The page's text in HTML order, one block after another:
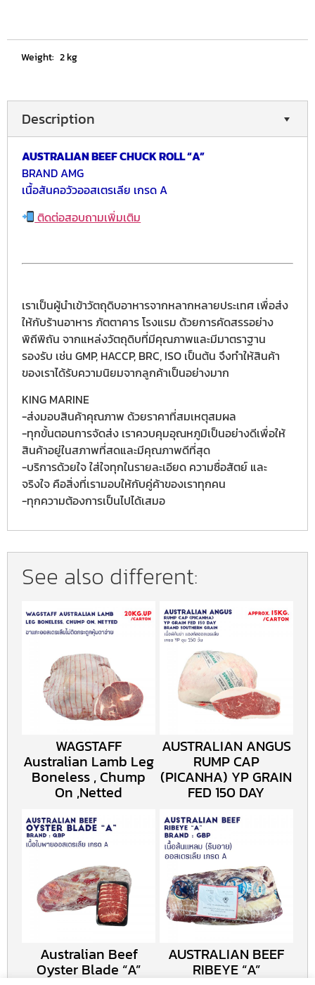
Weight: 2 kg
Description
AUSTRALIAN BEEF CHUCK ROLL “A”
BRAND AMG
เนื้อสันคอวัวออสเตรเลีย เกรด A
ติดต่อสอบถามเพิ่มเติม
เราเป็นผู้นำเข้าวัตถุดิบอาหารจากหลากหลายประเทศ เพื่อส่ง
ให้กับร้านอาหาร ภัตตาคาร โรงแรม ด้วยการคัดสรรอย่าง
พิถีพิถัน จากแหล่งวัตถุดิบที่มีคุณภาพและมีมาตราฐาน
รองรับ เช่น GMP, HACCP, BRC, ISO เป็นต้น จึงทำให้สินค้า
ของเราได้รับความนิยมจากลูกค้าเป็นอย่างมาก
KING MARINE
-ส่งมอบสินค้าคุณภาพ ด้วยราคาที่สมเหตุสมผล
-ทุกขั้นตอนการจัดส่ง เราควบคุมอุณหภูมิเป็นอย่างดีเพื่อให้
สินค้าอยู่ในสภาพที่สดและมีคุณภาพดีที่สุด
-บริการด้วยใจ ใส่ใจทุกในรายละเอียด ความซื่อสัตย์ และ
จริงใจ คือสิ่งที่เรามอบให้กับคู่ค้าของเราทุกคน
-ทุกความต้องการเป็นไปได้เสมอ
See also different:
WAGSTAFF
Australian Lamb Leg
Boneless , Chump
On ,Netted
AUSTRALIAN ANGUS
RUMP CAP
(PICANHA) YP GRAIN
FED 150 DAY
Australian Beef
Oyster Blade “A”
AUSTRALIAN BEEF
RIBEYE “A”